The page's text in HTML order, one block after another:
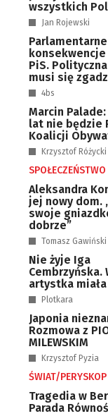
wszystkich
Jan Rojewski
Parlamentarne
konsekwencje
PiS.
musi się
4bs
Marcin Palade:
lat nie będzie
Koalicji
Krzysztof Różycki
SPOŁECZEŃSTWO
Aleksandra
jej nowy dom.
swoje
dobrze”
Tomasz Gawiński
Nie żyje Iga
Cembrzyńska.
artystka
Plotkara
Japonia
Rozmowa z
MILEWSKIM
Krzysztof Pyzia
ŚWIAT/PERYSKOP
Tragedia w
Parada